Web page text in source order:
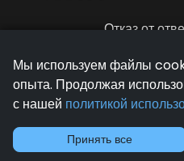
Мы используем файлы
опыта. Продолжая
с нашей политикой
Принять все
Отказ от